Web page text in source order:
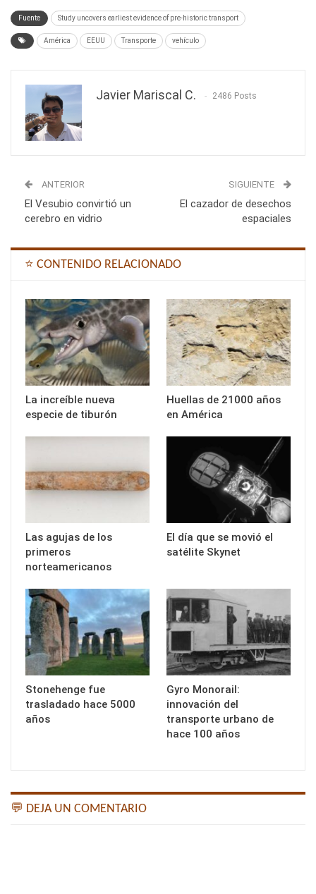
Fuente Study uncovers earliest evidence of pre-historic transport
América EEUU Transporte vehículo
Javier Mariscal C. 2486 Posts
ANTERIOR
El Vesubio convirtió un
cerebro en vidrio
SIGUIENTE
El cazador de desechos
espaciales
⭐ CONTENIDO RELACIONADO
La increíble nueva
especie de tiburón
Huellas de 21000 años
en América
Las agujas de los
primeros
norteamericanos
El día que se movió el
satélite Skynet
Stonehenge fue
trasladado hace 5000
años
Gyro Monorail:
innovación del
transporte urbano de
hace 100 años
💬 DEJA UN COMENTARIO